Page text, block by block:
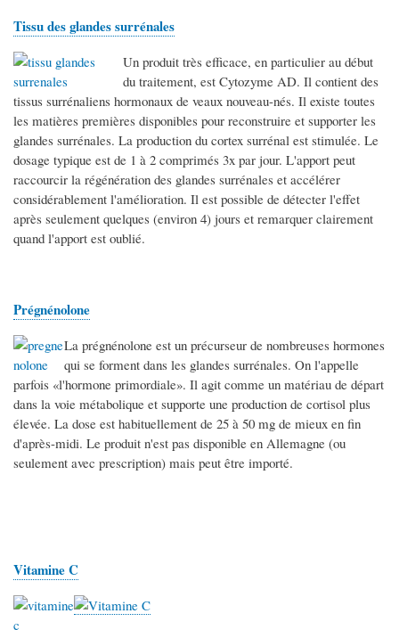
Tissu des glandes surrénales
Un produit très efficace, en particulier au début
du traitement, est Cytozyme AD. Il contient des
tissus surrénaliens hormonaux de veaux nouveau-nés. Il existe toutes
les matières premières disponibles pour reconstruire et supporter les
glandes surrénales. La production du cortex surrénal est stimulée. Le
dosage typique est de 1 à 2 comprimés 3x par jour. L'apport peut
raccourcir la régénération des glandes surrénales et accélérer
considérablement l'amélioration. Il est possible de détecter l'effet
après seulement quelques (environ 4) jours et remarquer clairement
quand l'apport est oublié.
Prégnénolone
La prégnénolone est un précurseur de nombreuses hormones
qui se forment dans les glandes surrénales. On l'appelle
parfois «l'hormone primordiale». Il agit comme un matériau de départ
dans la voie métabolique et supporte une production de cortisol plus
élevée. La dose est habituellement de 25 à 50 mg de mieux en fin
d'après-midi. Le produit n'est pas disponible en Allemagne (ou
seulement avec prescription) mais peut être importé.
Vitamine C